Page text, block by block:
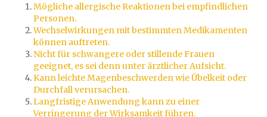
Mögliche allergische Reaktionen bei empfindlichen
Personen.
Wechselwirkungen mit bestimmten Medikamenten
können auftreten.
Nicht für schwangere oder stillende Frauen
geeignet, es sei denn unter ärztlicher Aufsicht.
Kann leichte Magenbeschwerden wie Übelkeit oder
Durchfall verursachen.
Langfristige Anwendung kann zu einer
Verringerung der Wirksamkeit führen.